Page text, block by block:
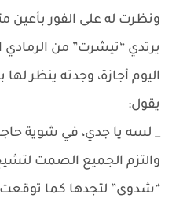
ونظرت له على الفور بأعين
يرتدي “تيشرت” من الرمادي
اليوم أجازة، وجدته ينظر
يقول:
_ لسه يا جدي، في شوية
والتزم الجميع الصمت
“شدوى” لتجدها كما